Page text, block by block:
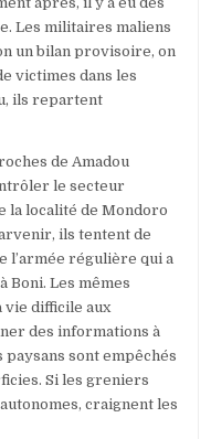
Les militaires maliens
un bilan provisoire, on
victimes dans les
ils repartent
de Amadou
le secteur
la localité de Mondoro
ils tentent de
l’armée régulière qui a
Boni. Les mêmes
vie difficile aux
des informations à
paysans sont empêchés
Si les greniers
craignent les